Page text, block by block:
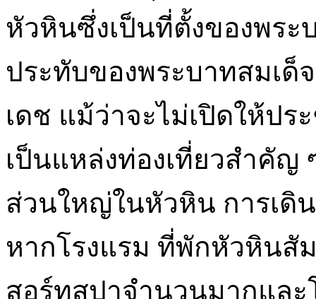
หัวหินซึ่งเป็นที่ตั้งของพระ
ประทับของพระบาทสมเด็
เดช แม้ว่าจะไม่เปิดให้ป
เป็นแหล่งท่องเที่ยวสำคัญ
ส่วนใหญ่ในหัวหิน การเดิ
หากโรงแรม ที่พักหัวหินสั
สอร์ทสปาจำนวนมากและ